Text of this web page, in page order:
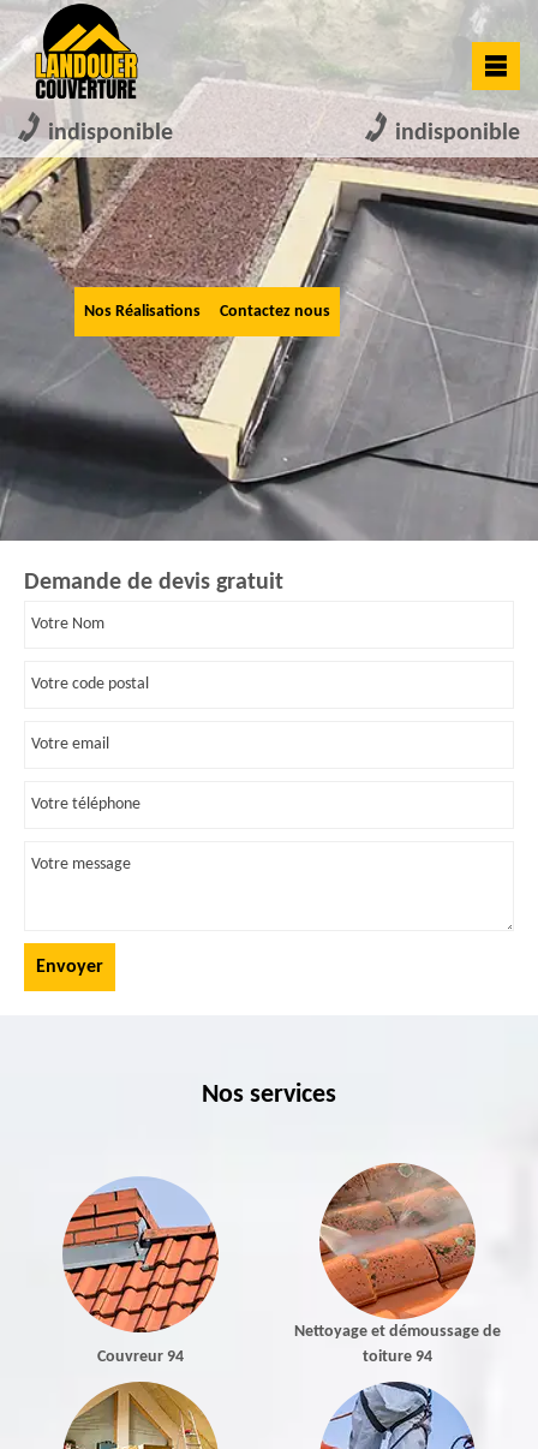
indisponible indisponible
Nos Réalisations Contactez nous
Demande de devis gratuit
Nos services
Couvreur 94
Nettoyage et démoussage de
toiture 94